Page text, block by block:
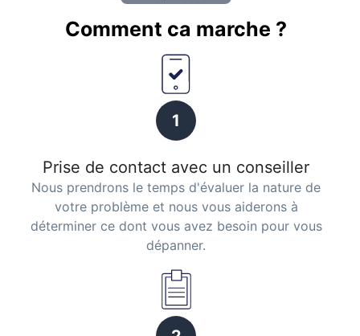
Comment ca marche ?
1
Prise de contact avec un conseiller
Nous prendrons le temps d'évaluer la nature de
votre problème et nous vous aiderons à
déterminer ce dont vous avez besoin pour vous
dépanner.